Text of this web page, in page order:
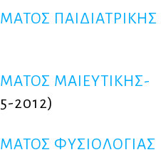
ΠΑΙΔΙΑΤΡΙΚΗΣ
ΜΑΙΕΥΤΙΚΗΣ-
2012)
ΦΥΣΙΟΛΟΓΙΑΣ